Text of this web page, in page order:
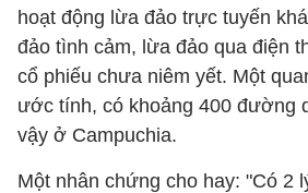
hoạt động lừa đảo trực tuyến
đảo tình cảm, lừa đảo qua điện
cổ phiếu chưa niêm yết. Một
ước tính, có khoảng 400 đường
vậy ở Campuchia.
Một nhân chứng cho hay: "Có 2